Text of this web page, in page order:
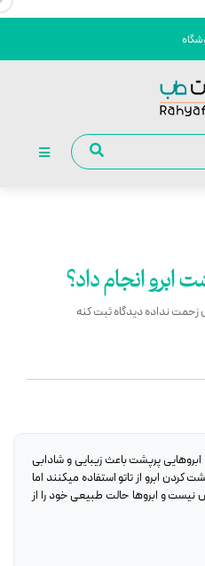
ابرو انجام داد؟
نداده دیدگاه ثبت کنه
ابروهایی پرپشت باعث زیبایی و شادابی
کردن ابرو از تاتو استفاده میکنند اما
نیست و ابروها حالت طبیعی خود را از